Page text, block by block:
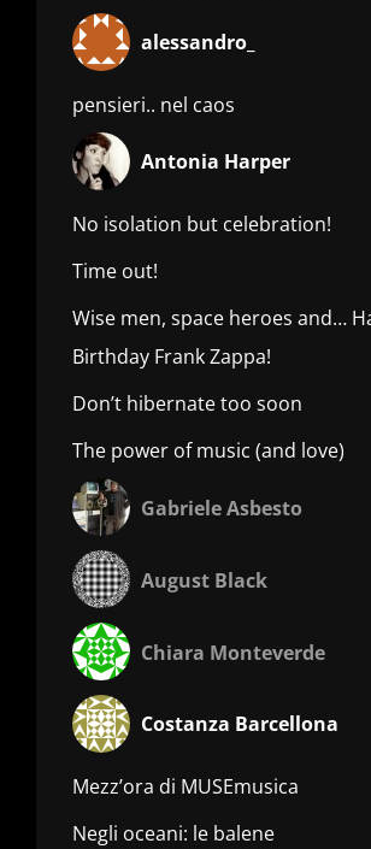
alessandro_
pensieri.. nel caos
Antonia Harper
No isolation but celebration!
Time out!
Wise men, space heroes and…
Birthday Frank Zappa!
Don’t hibernate too soon
The power of music (and love)
Gabriele Asbesto
August Black
Chiara Monteverde
Costanza Barcellona
Mezz’ora di MUSEmusica
Negli oceani: le balene